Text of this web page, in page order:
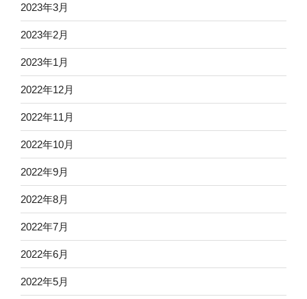
2023年3月
2023年2月
2023年1月
2022年12月
2022年11月
2022年10月
2022年9月
2022年8月
2022年7月
2022年6月
2022年5月